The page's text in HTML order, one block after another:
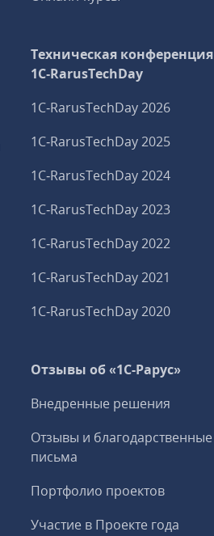
Техническая конференция
1C‑RarusTechDay
1C‑RarusTechDay 2026
1C‑RarusTechDay 2025
1C‑RarusTechDay 2024
1C‑RarusTechDay 2023
1C‑RarusTechDay 2022
1C‑RarusTechDay 2021
1C‑RarusTechDay 2020
Отзывы об «1С-Рарус»
Внедренные решения
Отзывы и благодарственные
письма
Портфолио проектов
Участие в Проекте года